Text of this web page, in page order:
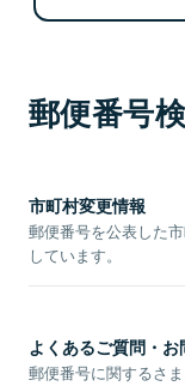
郵便番号
市町村変更情報
郵便番号を公表した
しています。
よくあるご質問・
郵便番号に関するさ